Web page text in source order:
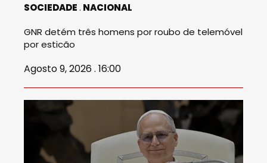
SOCIEDADE NACIONAL
GNR detém três homens por roubo de telemóvel
por esticão
Agosto 9, 2026 . 16:00